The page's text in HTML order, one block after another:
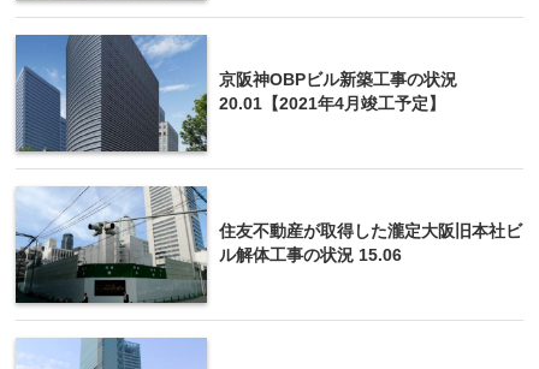
京阪神OBPビル新築工事の状況
20.01【2021年4月竣工予定】
住友不動産が取得した瀧定大阪旧本社ビ
ル解体工事の状況 15.06